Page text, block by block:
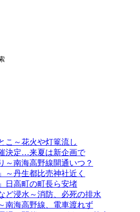
こ～花火や灯篭流し
決定…来夏は新企画で
～南海高野線開通いつ？
丹生都比売神社近く
日高町の町長ら安堵
ど浸水～消防、必死の排水
南海高野線、電車渡れず